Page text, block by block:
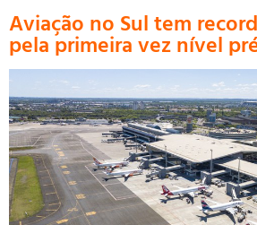
Aviação no Sul tem
pela primeira vez nível